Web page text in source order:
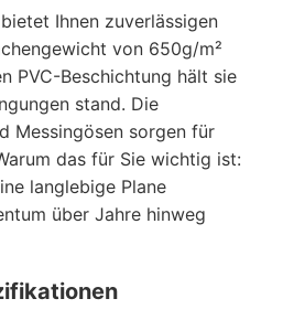
Ihnen zuverlässigen
von 650g/m²
PVC-Beschichtung hält sie
stand. Die
Messingösen sorgen für
das für Sie wichtig ist:
langlebige Plane
über Jahre hinweg